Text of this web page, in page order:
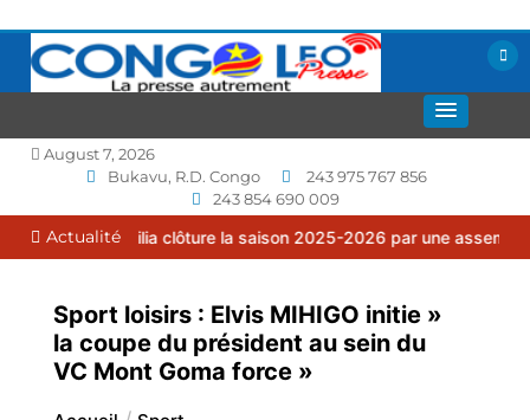
contenu
CONGOLEO
August 7, 2026
Bukavu, R.D. Congo
243 975 767 856
243 854 690 009
Actualité
Familia clôture la saison 2025-2026 par une assemblée générale
Sport loisirs : Elvis MIHIGO initie »
la coupe du président au sein du
VC Mont Goma force »